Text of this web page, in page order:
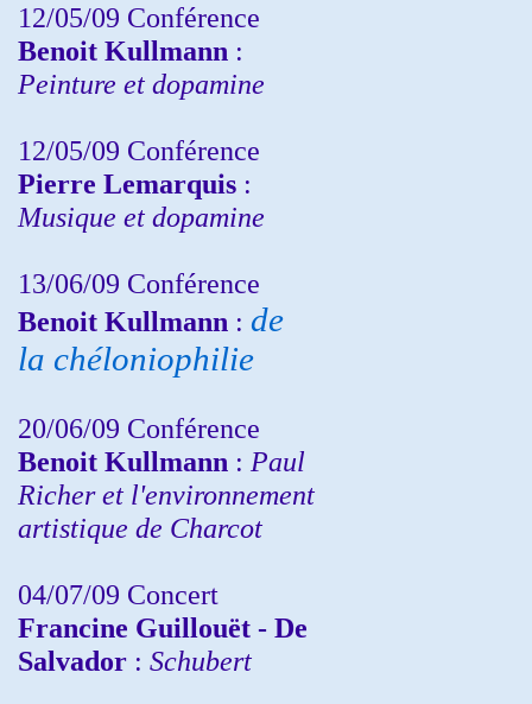
12/05/09 Conférence
Benoit Kullmann :
Peinture et dopamine
12/05/09 Conférence
Pierre Lemarquis :
Musique et dopamine
13/06/09 Conférence
Benoit Kullmann : de
la chéloniophilie
20/06/09 Conférence
Benoit Kullmann : Paul
Richer et l'environnement
artistique de Charcot
04/07/09 Concert
Francine Guillouët - De
Salvador : Schubert